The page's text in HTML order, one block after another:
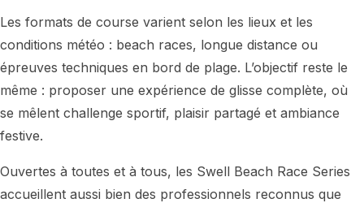
Les formats de course varient selon les lieux et les
conditions météo : beach races, longue distance ou
épreuves techniques en bord de plage. L’objectif reste le
même : proposer une expérience de glisse complète, où
se mêlent challenge sportif, plaisir partagé et ambiance
festive.
Ouvertes à toutes et à tous, les Swell Beach Race Series
accueillent aussi bien des professionnels reconnus que